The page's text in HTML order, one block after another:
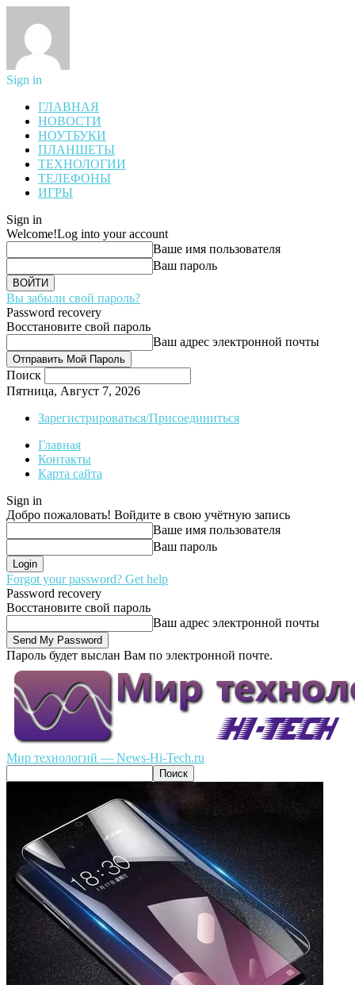
Sign in
ГЛАВНАЯ
НОВОСТИ
НОУТБУКИ
ПЛАНШЕТЫ
ТЕХНОЛОГИИ
ТЕЛЕФОНЫ
ИГРЫ
Sign in
Welcome!Log into your account
Ваше имя пользователя
Ваш пароль
Вы забыли свой пароль?
Password recovery
Восстановите свой пароль
Ваш адрес электронной почты
Поиск
Пятница, Август 7, 2026
Зарегистрироваться/Присоединиться
Главная
Контакты
Карта сайта
Sign in
Добро пожаловать! Войдите в свою учётную запись
Ваше имя пользователя
Ваш пароль
Forgot your password? Get help
Password recovery
Восстановите свой пароль
Ваш адрес электронной почты
Пароль будет выслан Вам по электронной почте.
Мир технологий — News-Hi-Tech.ru